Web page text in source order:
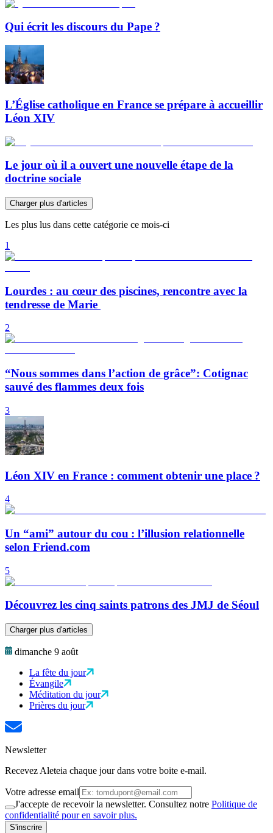
Qui écrit les discours du Pape ?
L’Église catholique en France se prépare à accueillir
Léon XIV
Le jour où il a ouvert une nouvelle étape de la
doctrine sociale
Charger plus d'articles
Les plus lus dans cette catégorie ce mois-ci
1
Lourdes : au cœur des piscines, rencontre avec la
tendresse de Marie
2
“Nous sommes dans l’action de grâce”: Cotignac
sauvé des flammes deux fois
3
Léon XIV en France : comment obtenir une place ?
4
Un “ami” autour du cou : l’illusion relationnelle
selon Friend.com
5
Découvrez les cinq saints patrons des JMJ de Séoul
Charger plus d'articles
dimanche 9 août
La fête du jour
Évangile
Méditation du jour
Prières du jour
Newsletter
Recevez Aleteia chaque jour dans votre boite e-mail.
Votre adresse email
J'accepte de recevoir la newsletter. Consultez notre Politique de
confidentialité pour en savoir plus.
S'inscrire